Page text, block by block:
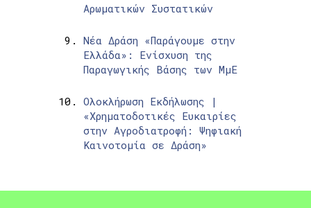
Αρωματικών Συστατικών
Νέα Δράση «Παράγουμε στην
Ελλάδα»: Ενίσχυση της
Παραγωγικής Βάσης των ΜμΕ
Ολοκλήρωση Εκδήλωσης |
«Χρηματοδοτικές Ευκαιρίες
στην Αγροδιατροφή: Ψηφιακή
Καινοτομία σε Δράση»